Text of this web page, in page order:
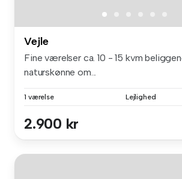
Vejle
Fine værelser ca. 10 - 15 kvm
naturskønne om...
1 værelse Lejlighed
2.900 kr